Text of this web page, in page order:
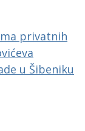
privatnih
u Šibeniku